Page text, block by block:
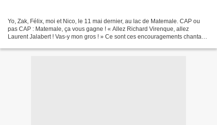
Yo, Zak, Félix, moi et Nico, le 11 mai dernier, au lac de Matemale. CAP ou
pas CAP : Matemale, ça vous gagne ! « Allez Richard Virenque, allez
Laurent Jalabert ! Vas-y mon gros ! » Ce sont ces encouragements chantants